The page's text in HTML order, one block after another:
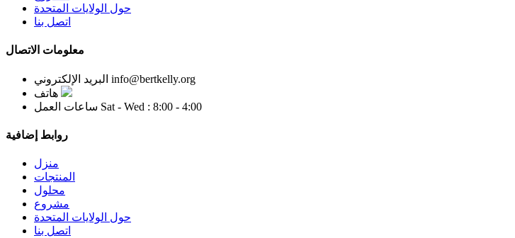
حول الولايات المتحدة
اتصل بنا
معلومات الاتصال
البريد الإلكتروني info@bertkelly.org
هاتف
ساعات العمل Sat - Wed : 8:00 - 4:00
روابط إضافية
منزل
المنتجات
محلول
مشروع
حول الولايات المتحدة
اتصل بنا